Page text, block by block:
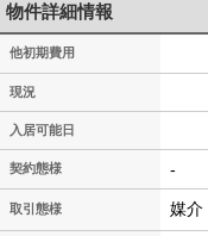
物件詳細情報
他初期費用
現況
入居可能日
契約態様 -
取引態様 媒介